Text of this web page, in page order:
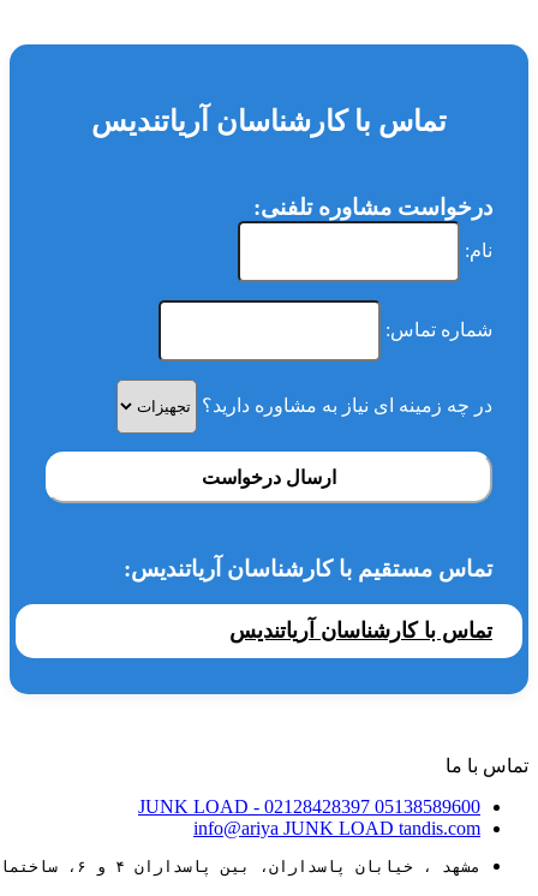
تماس با کارشناسان آریاتندیس
درخواست مشاوره تلفنی:
نام:
شماره تماس:
در چه زمینه ای نیاز به مشاوره دارید؟
ارسال درخواست
تماس مستقیم با کارشناسان آریاتندیس:
تماس با کارشناسان آریاتندیس
تماس با ما
05138589600
JUNK LOAD - 02128428397
info@ariya JUNK LOAD tandis.com
مشهد ، خیابان پاسداران، بین پاسداران ۴ و ۶، ساختمان ۸۸